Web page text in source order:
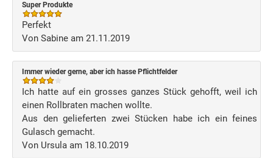
Super Produkte
Perfekt
Von Sabine am 21.11.2019
Immer wieder gerne, aber ich hasse Pflichtfelder
Ich hatte auf ein grosses ganzes Stück gehofft, weil ich
einen Rollbraten machen wollte.
Aus den gelieferten zwei Stücken habe ich ein feines
Gulasch gemacht.
Von Ursula am 18.10.2019